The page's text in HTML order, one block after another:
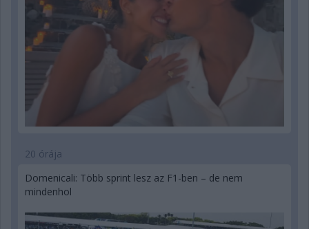
20 órája
Domenicali: Több sprint lesz az F1-ben – de nem
mindenhol